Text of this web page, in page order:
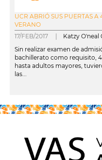
UCR ABRIÓ SUS PUERTAS A
VERANO
17/FEB/2017 | Katzy O'neal
Sin realizar examen de
bachillerato como requisito,
hasta adultos mayores,
las...